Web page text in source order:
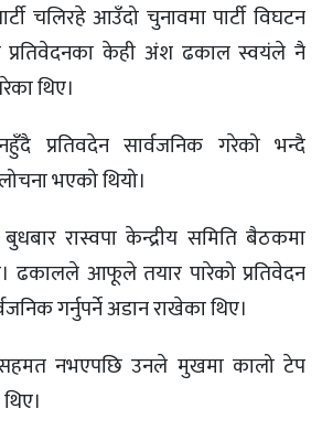
चलिरहे आउँदो चुनावमा पार्टी विघटन
प्रतिवेदनका केही अंश ढकाल स्वयंले नै
थिए।
प्रतिवदेन सार्वजनिक गरेको भन्दै
भएको थियो।
रास्वपा केन्द्रीय समिति बैठकमा
आफूले तयार पारेको प्रतिवेदन
गर्नुपर्ने अडान राखेका थिए।
सहमत नभएपछि उनले मुखमा कालो टेप